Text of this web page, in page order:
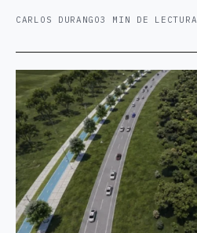
CARLOS DURANGO3 MIN DE LECTURA